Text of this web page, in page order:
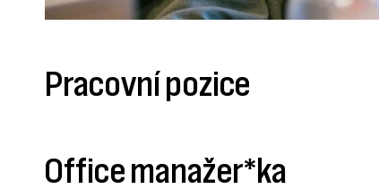
Pracovní pozice
Office manažer*ka